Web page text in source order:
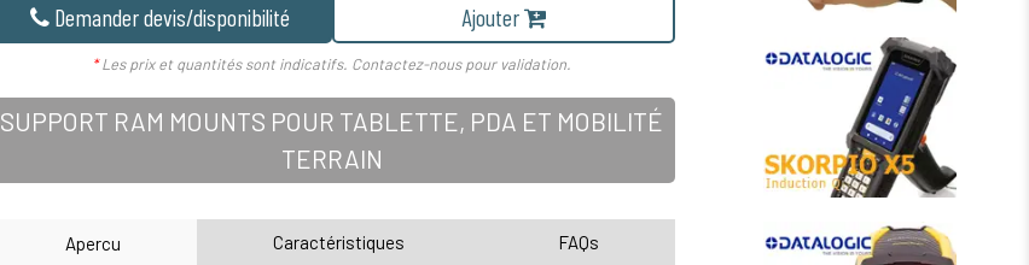
Demander devis/disponibilité Ajouter
*Les prix et quantités sont indicatifs. Contactez-nous pour validation.
SUPPORT RAM MOUNTS POUR TABLETTE, PDA ET MOBILITÉ
TERRAIN
Apercu Caractéristiques FAQs